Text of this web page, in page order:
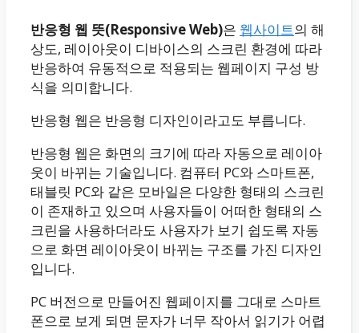
반응형 웹 뜻(Responsive Web)은 웹사이트의 해
상도, 레이아웃이 디바이스의 스크린 환경에 따라
반응하여 유동적으로 적용되는 웹페이지 구성 방
식을 의미합니다.
반응형 웹은 반응형 디자인이라고도 부릅니다.
반응형 웹은 화면의 크기에 따라 자동으로 레이아
웃이 바뀌는 기술입니다. 컴퓨터 PC와 스마트폰,
태블릿 PC와 같은 모바일은 다양한 형태의 스크린
이 존재하고 있으며 사용자들이 어떠한 형태의 스
크린을 사용하더라도 사용자가 보기 쉽도록 자동
으로 화면 레이아웃이 바뀌는 구조를 가진 디자인
입니다.
PC 버전으로 만들어진 웹페이지를 그대로 스마트
폰으로 보게 되면 문자가 너무 작아서 읽기가 어렵